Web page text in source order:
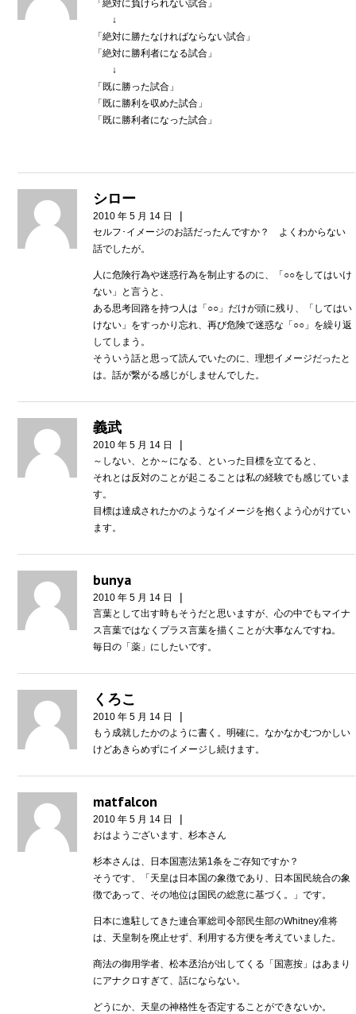
「絶対に負けられない試合」
↓
「絶対に勝たなければならない試合」
「絶対に勝利者になる試合」
↓
「既に勝った試合」
「既に勝利を収めた試合」
「既に勝利者になった試合」
シロー
2010 年 5 月 14 日 |
セルフ･イメージのお話だったんですか？ よくわからない
話でしたが。
人に危険行為や迷惑行為を制止するのに、「○○をしてはいけ
ない」と言うと、
ある思考回路を持つ人は「○○」だけが頭に残り、「してはい
けない」をすっかり忘れ、再び危険で迷惑な「○○」を繰り返
してしまう。
そういう話と思って読んでいたのに、理想イメージだったと
は。話が繋がる感じがしませんでした。
義武
2010 年 5 月 14 日 |
～しない、とか～になる、といった目標を立てると、
それとは反対のことが起こることは私の経験でも感じていま
す。
目標は達成されたかのようなイメージを抱くよう心がけてい
ます。
bunya
2010 年 5 月 14 日 |
言葉として出す時もそうだと思いますが、心の中でもマイナ
ス言葉ではなくプラス言葉を描くことが大事なんですね。
毎日の「薬」にしたいです。
くろこ
2010 年 5 月 14 日 |
もう成就したかのように書く。明確に。なかなかむつかしい
けどあきらめずにイメージし続けます。
matfalcon
2010 年 5 月 14 日 |
おはようございます、杉本さん
杉本さんは、日本国憲法第1条をご存知ですか？
そうです、「天皇は日本国の象徴であり、日本国民統合の象
徴であって、その地位は国民の総意に基づく。」です。
日本に進駐してきた連合軍総司令部民生部のWhitney准将
は、天皇制を廃止せず、利用する方便を考えていました。
商法の御用学者、松本丞治が出してくる「国憲按」はあまり
にアナクロすぎて、話にならない。
どうにか、天皇の神格性を否定することができないか。